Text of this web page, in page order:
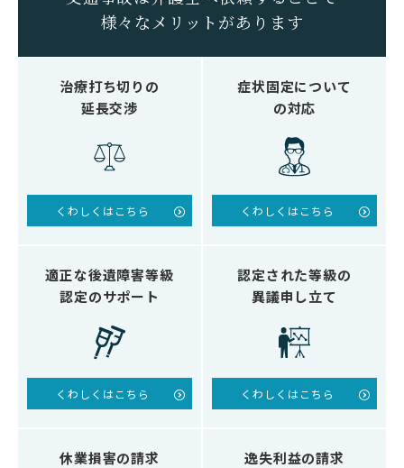
様々なメリットがあります
治療打ち切りの
延長交渉
くわしくはこちら
症状固定について
の対応
くわしくはこちら
適正な後遺障害等級
認定のサポート
くわしくはこちら
認定された等級の
異議申し立て
くわしくはこちら
休業損害の請求 逸失利益の請求